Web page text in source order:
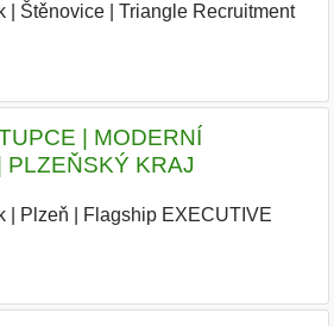
Štěnovice
Triangle Recruitment
| MODERNÍ
KRAJ
Plzeň
Flagship EXECUTIVE